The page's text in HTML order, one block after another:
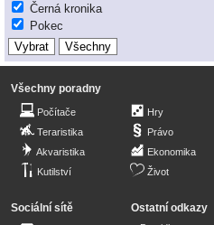
Černá kronika
Pokec
Všechny poradny
Počítače
Teraristika
Akvaristika
Kutilství
Hry
Právo
Ekonomika
Život
Sociální sítě Ostatní odkazy